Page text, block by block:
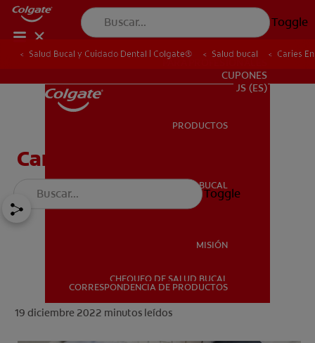
Toggle
SALUD BUCAL
PARA PROFESIONALES
CUPONES
US (ES)
PRODUCTOS
SALUD BUCAL
MISIÓN
CHEQUEO DE SALUD BUCAL
CORRESPONDENCIA DE PRODUCTOS
Toggle
Salud Bucal y Cuidado Dental | Colgate® Salud bucal Caries
Caries En Niños: ¿Qué Es?
19 diciembre 2022 minutos leídos